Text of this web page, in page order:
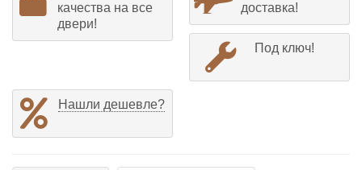
качества на все
двери!
доставка!
Под ключ!
Нашли дешевле?